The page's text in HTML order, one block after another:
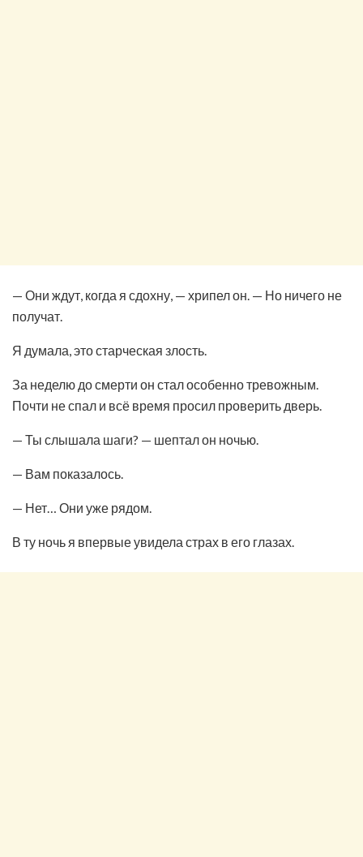
— Они ждут, когда я сдохну, — хрипел он. — Но ничего не
получат.
Я думала, это старческая злость.
За неделю до смерти он стал особенно тревожным.
Почти не спал и всё время просил проверить дверь.
— Ты слышала шаги? — шептал он ночью.
— Вам показалось.
— Нет… Они уже рядом.
В ту ночь я впервые увидела страх в его глазах.